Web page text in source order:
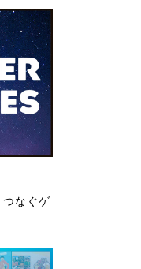
つなぐゲ